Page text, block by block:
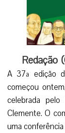
Redação
A 37ª edição
começou
celebrada pelo
Clemente. O
uma